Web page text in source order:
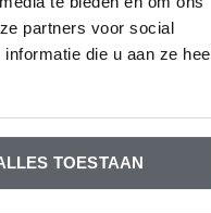
partners voor social
die u aan ze
TOESTAAN